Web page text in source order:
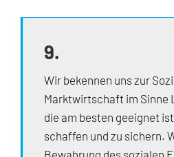
9.
Wir bekennen uns zur
Marktwirtschaft im Sinne
die am besten geeignet
schaffen und zu sichern.